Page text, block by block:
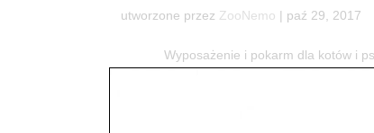
utworzone przez ZooNemo | paź 29, 2017
Wyposażenie i pokarm dla kotów i